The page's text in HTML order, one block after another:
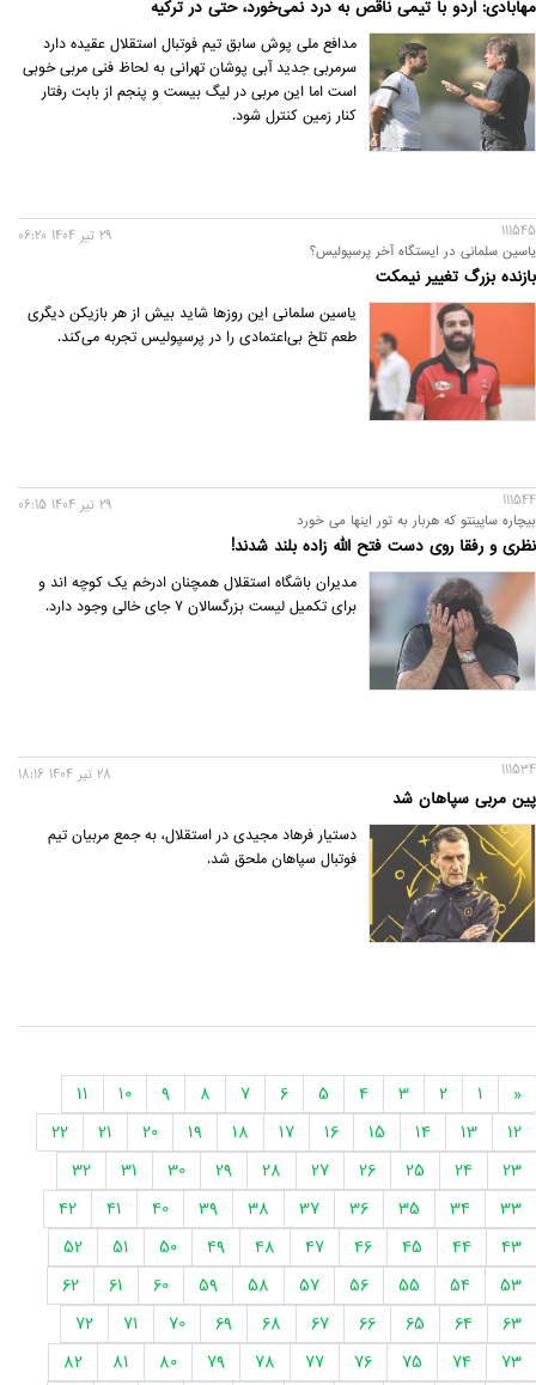
مهابادی: اردو با تیمی ناقص به درد نمی‌خورد، حتی در ترکیه
مدافع ملی پوش سابق تیم فوتبال استقلال عقیده دارد
سرمربی جدید آبی پوشان تهرانی به لحاظ فنی مربی خوبی
است اما این مربی در لیگ بیست و پنجم از بابت رفتار
کنار زمین کنترل شود.
111545
یاسین سلمانی در ایستگاه آخر پرسپولیس؟
بازنده بزرگ تغییر نیمکت
29 تير 1404 06:20
یاسین سلمانی این روزها شاید بیش از هر بازیکن دیگری
طعم تلخ بی‌اعتمادی را در پرسپولیس تجربه می‌کند.
111544
بیچاره ساپینتو که هربار به تور اینها می خورد
نظری و رفقا روی دست فتح الله زاده بلند شدند!
29 تير 1404 06:15
مدیران باشگاه استقلال همچنان ادرخم یک کوچه اند و
برای تکمیل لیست بزرگسالان 7 جای خالی وجود دارد.
111534
پین مربی سپاهان شد
28 تير 1404 18:16
دستیار فرهاد مجیدی در استقلال، به جمع مربیان تیم
فوتبال سپاهان ملحق شد.
«
1
2
3
4
5
6
7
8
9
10
11
12
13
14
15
16
17
18
19
20
21
22
23
24
25
26
27
28
29
30
31
32
33
34
35
36
37
38
39
40
41
42
43
44
45
46
47
48
49
50
51
52
53
54
55
56
57
58
59
60
61
62
63
64
65
66
67
68
69
70
71
72
73
74
75
76
77
78
79
80
81
82